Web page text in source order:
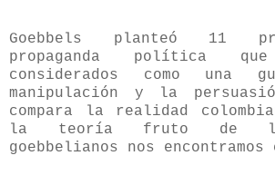
Goebbels planteó 11
propaganda política
considerados como una
manipulación y la
compara la realidad
la teoría fruto de
goebbelianos nos encontramos